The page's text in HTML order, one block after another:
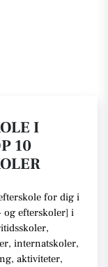
I
10
for dig i
efterskoler] i
internatskoler,
aktiviteter,